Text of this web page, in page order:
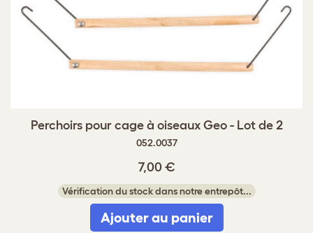
Perchoirs pour cage à oiseaux Geo - Lot de 2
052.0037
7,00 €
Vérification du stock dans notre entrepôt...
Ajouter au panier